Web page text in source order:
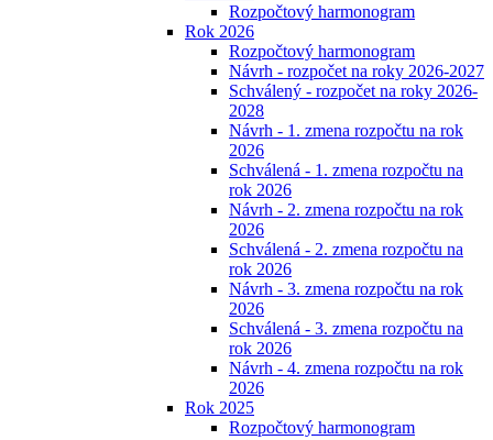
Rozpočtový harmonogram
Rok 2026
Rozpočtový harmonogram
Návrh - rozpočet na roky 2026-2027
Schválený - rozpočet na roky 2026-
2028
Návrh - 1. zmena rozpočtu na rok
2026
Schválená - 1. zmena rozpočtu na
rok 2026
Návrh - 2. zmena rozpočtu na rok
2026
Schválená - 2. zmena rozpočtu na
rok 2026
Návrh - 3. zmena rozpočtu na rok
2026
Schválená - 3. zmena rozpočtu na
rok 2026
Návrh - 4. zmena rozpočtu na rok
2026
Rok 2025
Rozpočtový harmonogram